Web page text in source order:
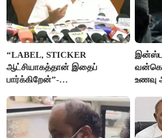
“LABEL, STICKER
ஆட்சியாகத்தான் இதைப்
பார்க்கிறேன்”-
உணவு